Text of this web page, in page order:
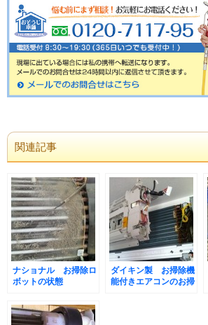
関連記事
ナショナル お掃除ロ
ボットの状態
ダイキン製 お掃除機
能付きエアコンのお掃